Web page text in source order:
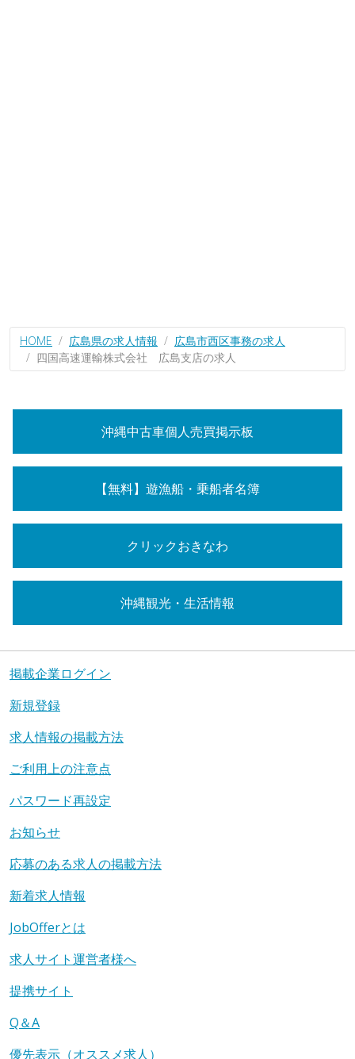
HOME 広島県の求人情報
広島市西区事務の求人
四国高速運輸株式会社 広島支店の求人
沖縄中古車個人売買掲示板
【無料】遊漁船・乗船者名簿
クリックおきなわ
沖縄観光・生活情報
掲載企業ログイン
新規登録
求人情報の掲載方法
ご利用上の注意点
パスワード再設定
お知らせ
応募のある求人の掲載方法
新着求人情報
JobOfferとは
求人サイト運営者様へ
提携サイト
Q＆A
優先表示（オススメ求人）